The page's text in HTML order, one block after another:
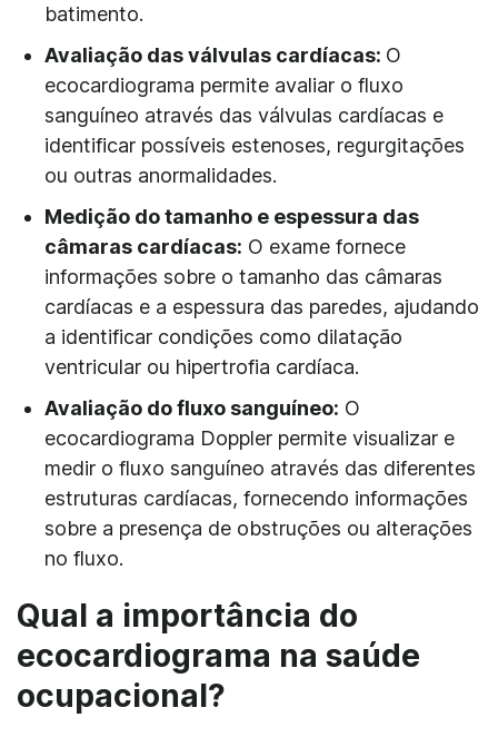
batimento.
Avaliação das válvulas cardíacas: O
ecocardiograma permite avaliar o fluxo
sanguíneo através das válvulas cardíacas e
identificar possíveis estenoses, regurgitações
ou outras anormalidades.
Medição do tamanho e espessura das
câmaras cardíacas: O exame fornece
informações sobre o tamanho das câmaras
cardíacas e a espessura das paredes, ajudando
a identificar condições como dilatação
ventricular ou hipertrofia cardíaca.
Avaliação do fluxo sanguíneo: O
ecocardiograma Doppler permite visualizar e
medir o fluxo sanguíneo através das diferentes
estruturas cardíacas, fornecendo informações
sobre a presença de obstruções ou alterações
no fluxo.
Qual a importância do
ecocardiograma na saúde
ocupacional?